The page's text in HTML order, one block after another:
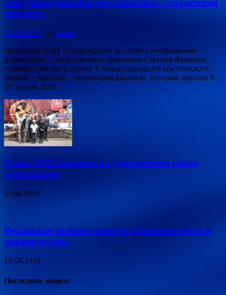
международном форуме «Арктика – территория
диалога»
11.04.2019 - от admin
Делегация ПАО «Совкомфлот» во главе с генеральным
директором – председателем правления Сергеем Франком
приняла участие в работе V международного арктического
форума «Арктика – территория диалога», который прошел 9-
10 апреля 2019 …
Глава ОСК посвятил в судостроители юных
астраханцев
11.04.2019
Российские рыбаки повезут в Брюссель филе и
морепродукты
10.04.2019
Последние записи